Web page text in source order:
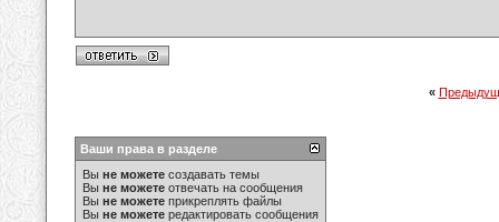
«
Ваши права в разделе
Вы не можете создавать темы
Вы не можете отвечать на сообщения
Вы не можете прикреплять файлы
Вы не можете редактировать сообщения